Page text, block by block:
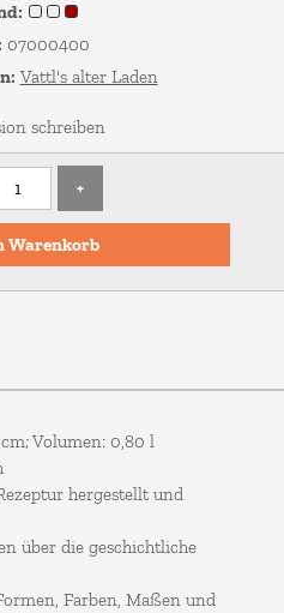
07000400
Vattl's alter Laden
schreiben
+
Warenkorb
Volumen: 0,80 l
hergestellt und
über die geschichtliche
Farben, Maßen und